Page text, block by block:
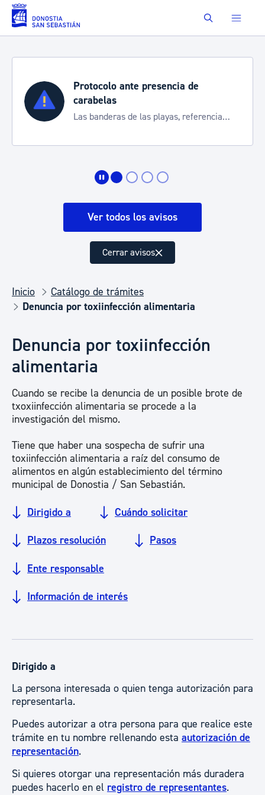
Saltar al contenido principal Buscar
Protocolo ante presencia de
carabelas
Las banderas de las playas, referencia
Ver todos los avisos
Cerrar avisos
Inicio
Catálogo de trámites
Denuncia por toxiinfección alimentaria
Denuncia por toxiinfección
alimentaria
Cuando se recibe la denuncia de un posible brote de
txoxiinfección alimentaria se procede a la
investigación del mismo.
Tiene que haber una sospecha de sufrir una
toxiinfección alimentaria a raíz del consumo de
alimentos en algún establecimiento del término
municipal de Donostia / San Sebastián.
Dirigido a Cuándo solicitar
Plazos resolución Pasos
Ente responsable
Información de interés
Dirigido a
La persona interesada o quien tenga autorización para
representarla.
Puedes autorizar a otra persona para que realice este
trámite en tu nombre rellenando esta autorización de
representación.
Si quieres otorgar una representación más duradera
puedes hacerlo en el registro de representantes.